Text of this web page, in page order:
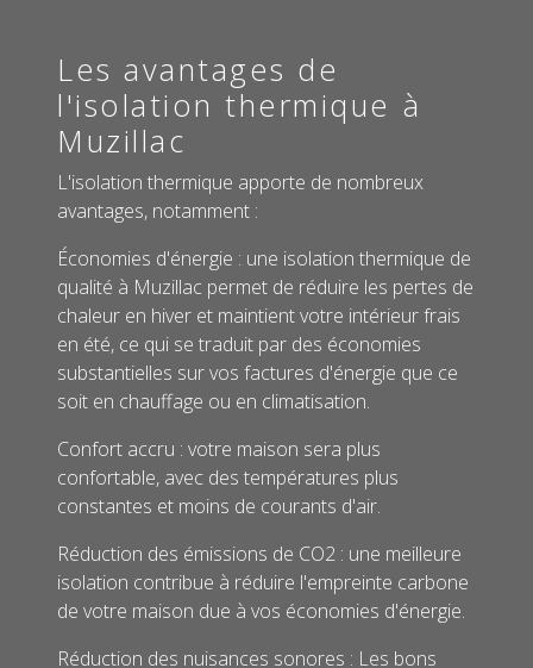
Les avantages de
l'isolation thermique à
Muzillac
L'isolation thermique apporte de nombreux
avantages, notamment :
Économies d'énergie : une isolation thermique de
qualité à Muzillac permet de réduire les pertes de
chaleur en hiver et maintient votre intérieur frais
en été, ce qui se traduit par des économies
substantielles sur vos factures d'énergie que ce
soit en chauffage ou en climatisation.
Confort accru : votre maison sera plus
confortable, avec des températures plus
constantes et moins de courants d'air.
Réduction des émissions de CO2 : une meilleure
isolation contribue à réduire l'empreinte carbone
de votre maison due à vos économies d'énergie.
Réduction des nuisances sonores : Les bons